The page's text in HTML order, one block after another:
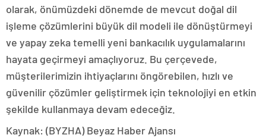
olarak, önümüzdeki dönemde de mevcut doğal dil
işleme çözümlerini büyük dil modeli ile dönüştürmeyi
ve yapay zeka temelli yeni bankacılık uygulamalarını
hayata geçirmeyi amaçlıyoruz. Bu çerçevede,
müşterilerimizin ihtiyaçlarını öngörebilen, hızlı ve
güvenilir çözümler geliştirmek için teknolojiyi en etkin
şekilde kullanmaya devam edeceğiz.
Kaynak: (BYZHA) Beyaz Haber Ajansı